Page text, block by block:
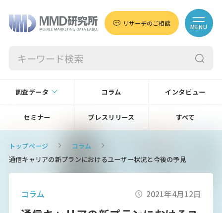
リサーチのご相談 MENU
調査データ コラム インタビュー
セミナー プレスリリース すべて
トップページ
コラム
通信キャリアの新プランにおけるユーザー状況と今後の予見
コラム 2021年4月12日